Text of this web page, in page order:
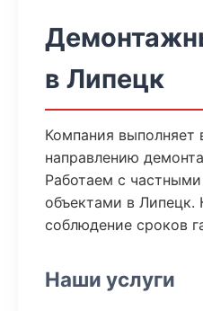
в Липецк
Компания выполняет
направлению
Работаем с
объектами в Липецк.
соблюдение сроков
Наши услуги